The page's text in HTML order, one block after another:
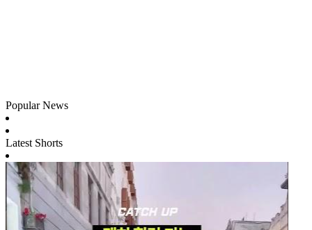
Popular News
Latest Shorts